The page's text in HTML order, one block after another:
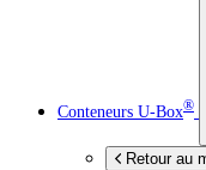
Conteneurs U-Box®
Retour au